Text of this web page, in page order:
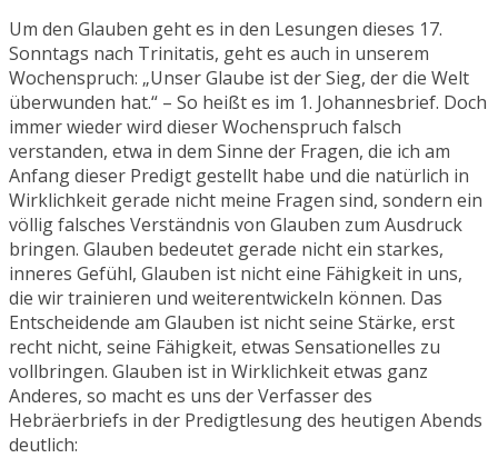
Um den Glauben geht es in den Lesungen dieses 17.
Sonntags nach Trinitatis, geht es auch in unserem
Wochenspruch: „Unser Glaube ist der Sieg, der die Welt
überwunden hat.“ – So heißt es im 1. Johannesbrief. Doch
immer wieder wird dieser Wochenspruch falsch
verstanden, etwa in dem Sinne der Fragen, die ich am
Anfang dieser Predigt gestellt habe und die natürlich in
Wirklichkeit gerade nicht meine Fragen sind, sondern ein
völlig falsches Verständnis von Glauben zum Ausdruck
bringen. Glauben bedeutet gerade nicht ein starkes,
inneres Gefühl, Glauben ist nicht eine Fähigkeit in uns,
die wir trainieren und weiterentwickeln können. Das
Entscheidende am Glauben ist nicht seine Stärke, erst
recht nicht, seine Fähigkeit, etwas Sensationelles zu
vollbringen. Glauben ist in Wirklichkeit etwas ganz
Anderes, so macht es uns der Verfasser des
Hebräerbriefs in der Predigtlesung des heutigen Abends
deutlich: